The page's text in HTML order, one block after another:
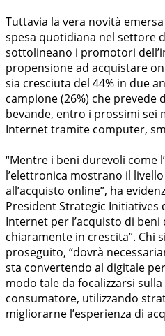
Tuttavia la vera novità
spesa quotidiana nel settore
sottolineano i promotori
propensione ad acquistare
sia cresciuta del 44% in due
campione (26%) che
bevande, entro i prossimi sei
Internet tramite computer,
“Mentre i beni durevoli come
l’elettronica mostrano il
all’acquisto online”, ha
President Strategic Initiatives
Internet per l’acquisto di
chiaramente in crescita”. Chi
proseguito, “dovrà
sta convertendo al digitale
modo tale da focalizzarsi
consumatore, utilizzando
migliorarne l’esperienza di